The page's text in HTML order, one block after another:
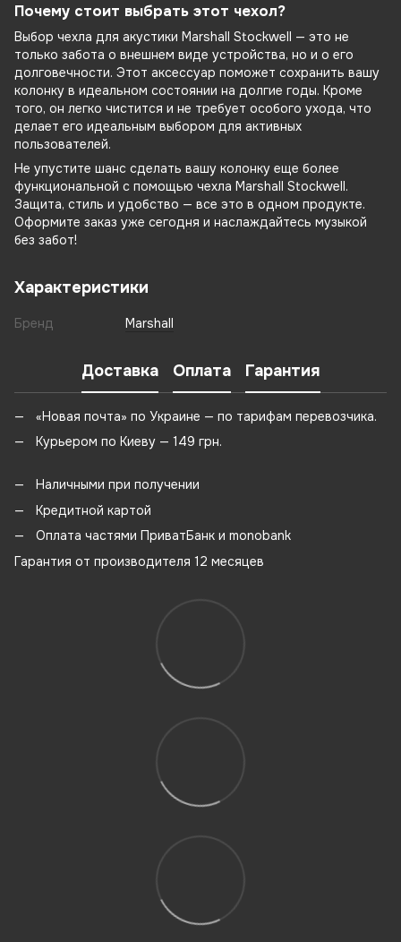
Почему стоит выбрать этот чехол?
Выбор чехла для акустики Marshall Stockwell — это не
только забота о внешнем виде устройства, но и о его
долговечности. Этот аксессуар поможет сохранить вашу
колонку в идеальном состоянии на долгие годы. Кроме
того, он легко чистится и не требует особого ухода, что
делает его идеальным выбором для активных
пользователей.
Не упустите шанс сделать вашу колонку еще более
функциональной с помощью чехла Marshall Stockwell.
Защита, стиль и удобство — все это в одном продукте.
Оформите заказ уже сегодня и наслаждайтесь музыкой
без забот!
Характеристики
Бренд Marshall
Доставка Оплата Гарантия
«Новая почта» по Украине — по тарифам перевозчика.
Курьером по Киеву — 149 грн.
Наличными при получении
Кредитной картой
Оплата частями ПриватБанк и monobank
Гарантия от производителя 12 месяцев